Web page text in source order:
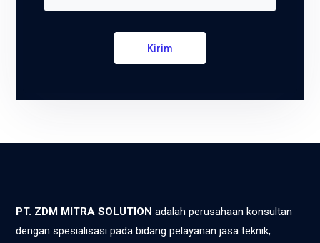
Kirim
PT. ZDM MITRA SOLUTION adalah perusahaan konsultan
dengan spesialisasi pada bidang pelayanan jasa teknik,